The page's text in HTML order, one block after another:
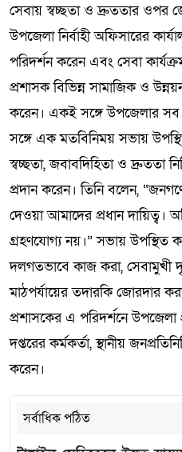
সেবায় স্বচ্ছতা ও দ্রুততার ওপর
উপজেলা নির্বাহী অফিসারের
পরিদর্শন করেন এবং সেবা
প্রশাসক বিভিন্ন সামাজিক ও
করেন। একই সঙ্গে উপজেলার সব
সঙ্গে এক মতবিনিময় সভায়
স্বচ্ছতা, জবাবদিহিতা ও দ্রুততা
প্রদান করেন। তিনি বলেন,
দেওয়া আমাদের প্রধান দায়িত্ব।
গ্রহণযোগ্য নয়।” সভায় উপস্থিত
দলগতভাবে কাজ করা, সেবামুখী
মাঠপর্যায়ের তদারকি জোরদার
প্রশাসকের এ পরিদর্শনে উপজেলা
দপ্তরের কর্মকর্তা, স্থানীয়
করেন।
সর্বাধিক পঠিত